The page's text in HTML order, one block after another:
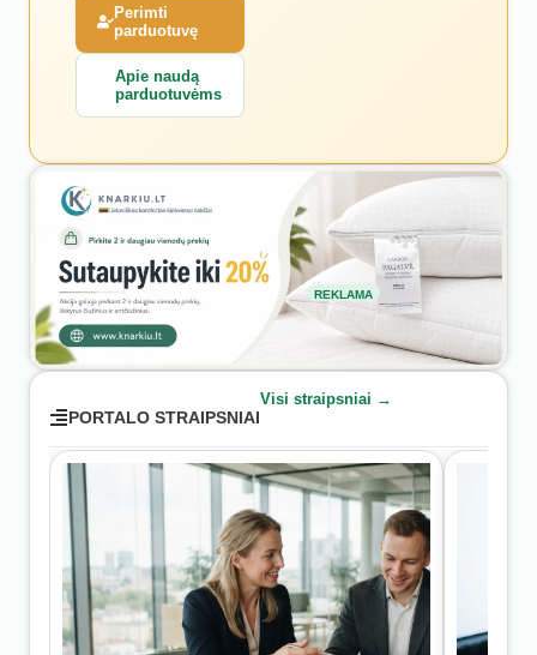
Perimti
parduotuvę
Apie naudą
parduotuvėms
REKLAMA
PORTALO STRAIPSNIAI
Visi straipsniai →